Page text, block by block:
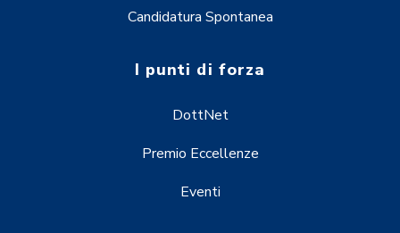
Candidatura Spontanea
I punti di forza
DottNet
Premio Eccellenze
Eventi